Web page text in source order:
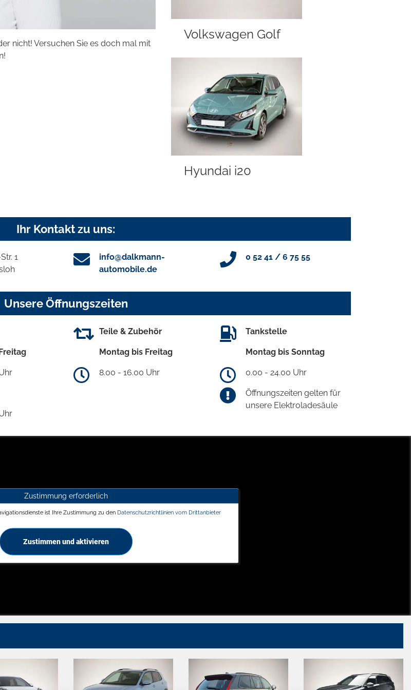
nicht! Versuchen Sie es doch mal mit
Volkswagen Golf
Hyundai i20
Ihr Kontakt zu uns:
1
info@dalkmann-
automobile.de
0 52 41 / 6 75 55
Unsere Öffnungszeiten
Teile & Zubehör
Montag bis Freitag
8.00 - 16.00 Uhr
Tankstelle
Montag bis Sonntag
0.00 - 24.00 Uhr
Öffnungszeiten gelten für
unsere Elektroladesäule
Zustimmung erforderlich
ist Ihre Zustimmung zu den Datenschutzrichtlinien vom Drittanbieter
Zustimmen und aktivieren